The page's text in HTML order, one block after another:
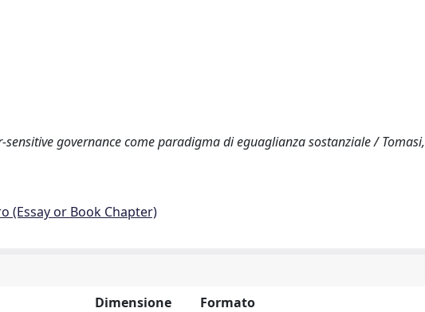
governance come paradigma di eguaglianza sostanziale / Tomasi,
(Essay or Book Chapter)
Dimensione
Formato